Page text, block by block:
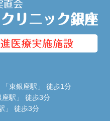
東銀座駅」 徒歩1分
駅」 徒歩3分
」 徒歩3分